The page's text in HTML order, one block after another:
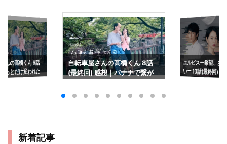
んの高橋くん 6話
っとだけ変われた
れる
自転車屋さんの高橋くん 8話
(最終回) 感想｜バナナで繋が
エルピスー希望、あ
いー 10話(最終回) 感
の光を信じるという
新着記事